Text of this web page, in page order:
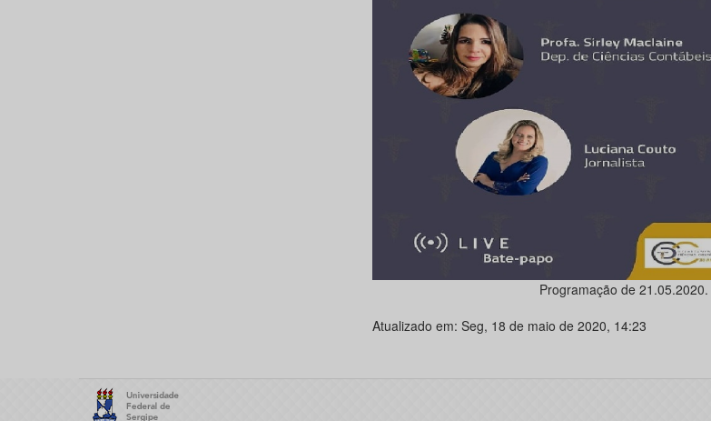
Programação de 21.05.2020.
Atualizado em: Seg, 18 de maio de 2020, 14:23